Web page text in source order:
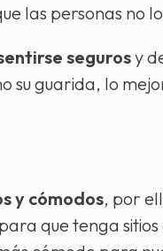
las personas no
segurosy
su guarida, lo
y cómodos, por
que tenga